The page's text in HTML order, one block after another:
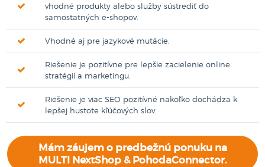
vhodné produkty alebo služby sústrediť do
samostatných e-shopov.
Vhodné aj pre jazykové mutácie.
Riešenie je pozitívne pre lepšie zacielenie online
stratégií a marketingu.
Riešenie je viac SEO pozitívné nakoľko dochádza k
lepšej hustote kľúčových slov.
Mám záujem o predbežnú ponuku na
MULTI NextShop & PohodaConnector.